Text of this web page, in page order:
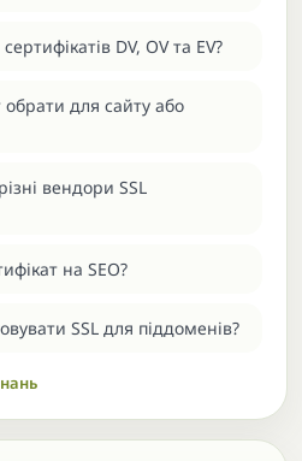
DV, OV та EV?
обрати для сайту або
вендори SSL
на SEO?
SSL для піддоменів?